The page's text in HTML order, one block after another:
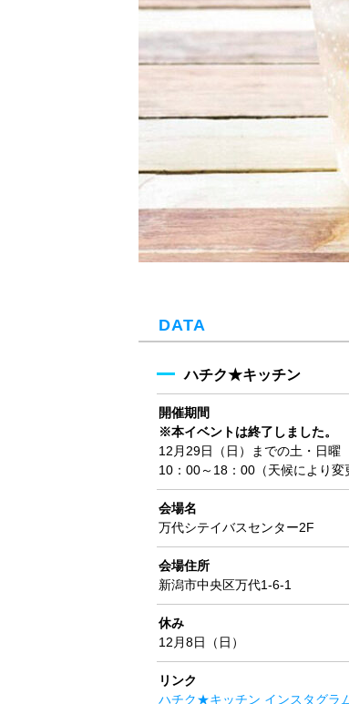
DATA
ハチク★キッチン
開催期間
※本イベントは終了しました。
12月29日（日）までの土・日曜
10：00～18：00（天候により変
会場名
万代シテイバスセンター2F
会場住所
新潟市中央区万代1-6-1
休み
12月8日（日）
リンク
ハチク★キッチン インスタグラ